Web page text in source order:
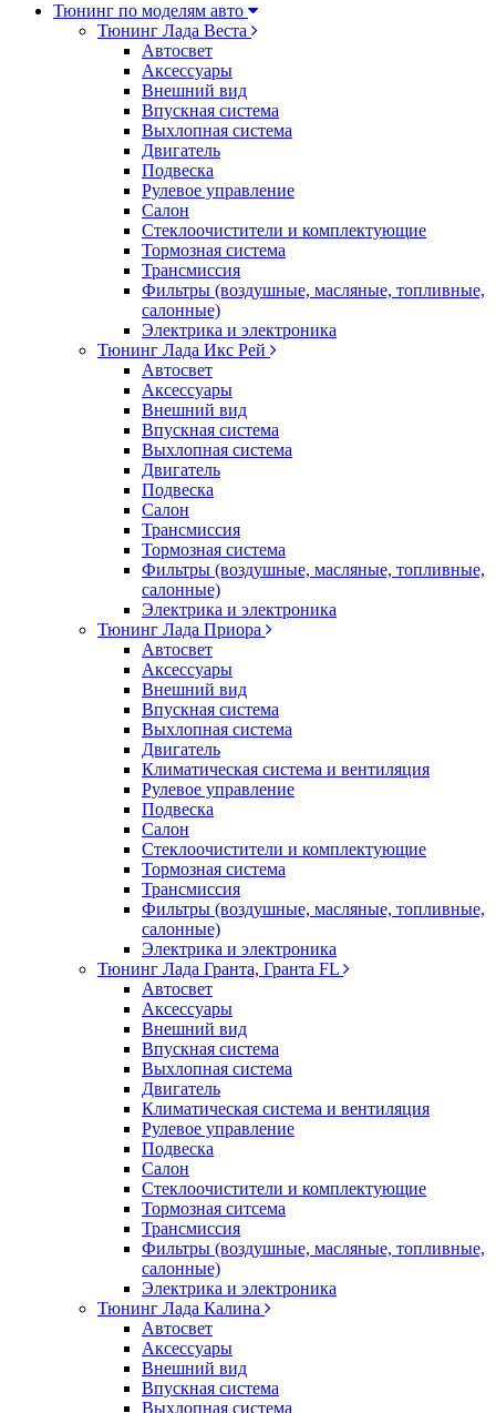
Тюнинг по моделям авто
Тюнинг Лада Веста
Автосвет
Аксессуары
Внешний вид
Впускная система
Выхлопная система
Двигатель
Подвеска
Рулевое управление
Салон
Стеклоочистители и комплектующие
Тормозная система
Трансмиссия
Фильтры (воздушные, масляные, топливные,
салонные)
Электрика и электроника
Тюнинг Лада Икс Рей
Автосвет
Аксессуары
Внешний вид
Впускная система
Выхлопная система
Двигатель
Подвеска
Салон
Трансмиссия
Тормозная система
Фильтры (воздушные, масляные, топливные,
салонные)
Электрика и электроника
Тюнинг Лада Приора
Автосвет
Аксессуары
Внешний вид
Впускная система
Выхлопная система
Двигатель
Климатическая система и вентиляция
Рулевое управление
Подвеска
Салон
Стеклоочистители и комплектующие
Тормозная система
Трансмиссия
Фильтры (воздушные, масляные, топливные,
салонные)
Электрика и электроника
Тюнинг Лада Гранта, Гранта FL
Автосвет
Аксессуары
Внешний вид
Впускная система
Выхлопная система
Двигатель
Климатическая система и вентиляция
Рулевое управление
Подвеска
Салон
Стеклоочистители и комплектующие
Тормозная ситсема
Трансмиссия
Фильтры (воздушные, масляные, топливные,
салонные)
Электрика и электроника
Тюнинг Лада Калина
Автосвет
Аксессуары
Внешний вид
Впускная система
Выхлопная система